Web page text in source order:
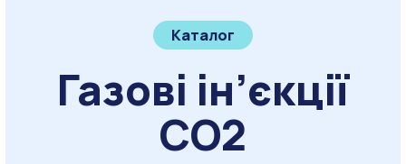
Каталог
Газові ін’єкції
CO2